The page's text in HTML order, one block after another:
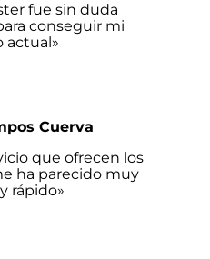
fue sin duda
conseguir mi
actual»
Cuerva
que ofrecen los
ha parecido muy
rápido»